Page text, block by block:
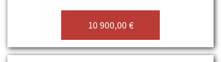
10 900,00 €